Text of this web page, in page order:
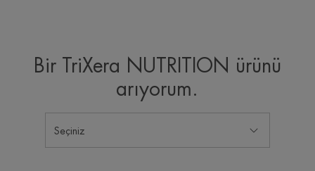
Bir TriXera NUTRITION ürünü
arıyorum.
Seçiniz